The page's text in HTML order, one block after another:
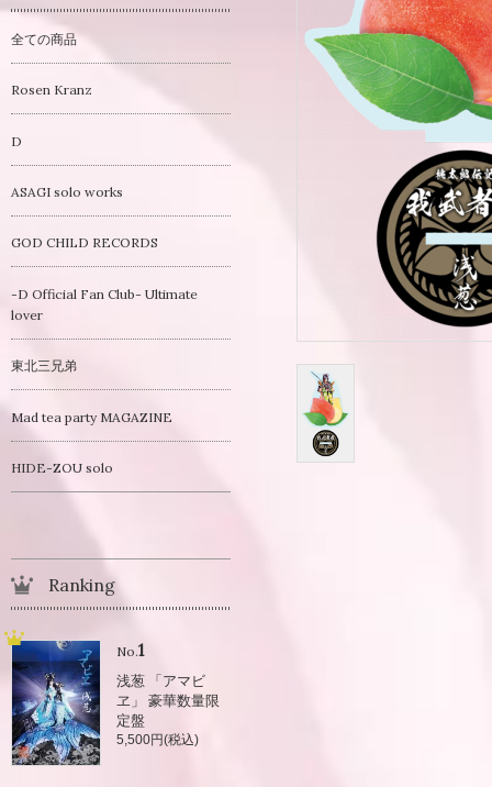
全ての商品
Rosen Kranz
D
ASAGI solo works
GOD CHILD RECORDS
-D Official Fan Club- Ultimate
lover
東北三兄弟
Mad tea party MAGAZINE
HIDE-ZOU solo
Ranking
No.1
浅葱 「アマビ
ヱ」 豪華数量限
定盤
5,500円(税込)